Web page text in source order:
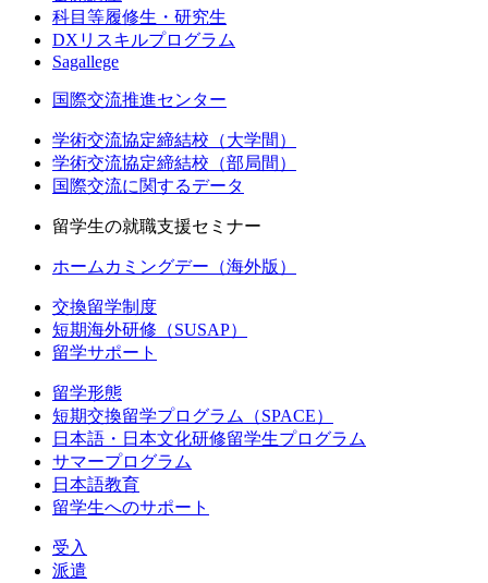
科目等履修生・研究生
DXリスキルプログラム
Sagallege
国際交流推進センター
学術交流協定締結校（大学間）
学術交流協定締結校（部局間）
国際交流に関するデータ
留学生の就職支援セミナー
ホームカミングデー（海外版）
交換留学制度
短期海外研修（SUSAP）
留学サポート
留学形態
短期交換留学プログラム（SPACE）
日本語・日本文化研修留学生プログラム
サマープログラム
日本語教育
留学生へのサポート
受入
派遣